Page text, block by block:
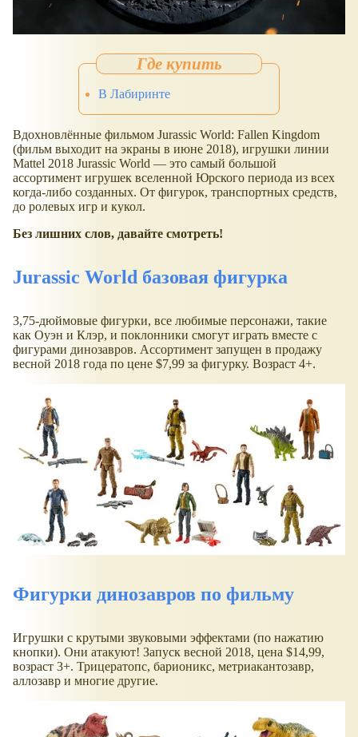
В Лабиринте
Вдохновлённые фильмом Jurassic World: Fallen Kingdom
(фильм выходит на экраны в июне 2018), игрушки линии
Mattel 2018 Jurassic World — это самый большой
ассортимент игрушек вселенной Юрского периода из всех
когда-либо созданных. От фигурок, транспортных средств,
до ролевых игр и кукол.
Без лишних слов, давайте смотреть!
Jurassic World базовая фигурка
3,75-дюймовые фигурки, все любимые персонажи, такие
как Оуэн и Клэр, и поклонники смогут играть вместе с
фигурами динозавров. Ассортимент запущен в продажу
весной 2018 года по цене $7,99 за фигурку. Возраст 4+.
Фигурки динозавров по фильму
Игрушки с крутыми звуковыми эффектами (по нажатию
кнопки). Они атакуют! Запуск весной 2018, цена $14,99,
возраст 3+. Трицератопс, барионикс, метриакантозавр,
аллозавр и многие другие.